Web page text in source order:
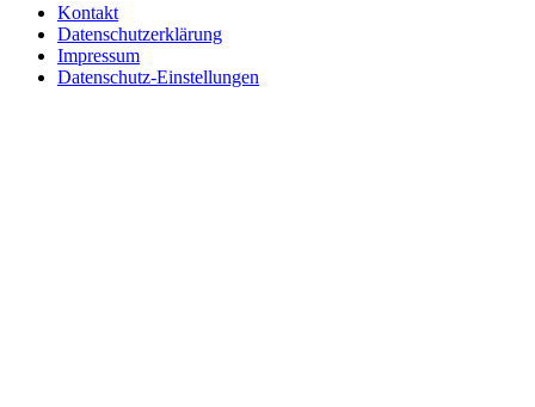
Kontakt
Datenschutzerklärung
Impressum
Datenschutz-Einstellungen